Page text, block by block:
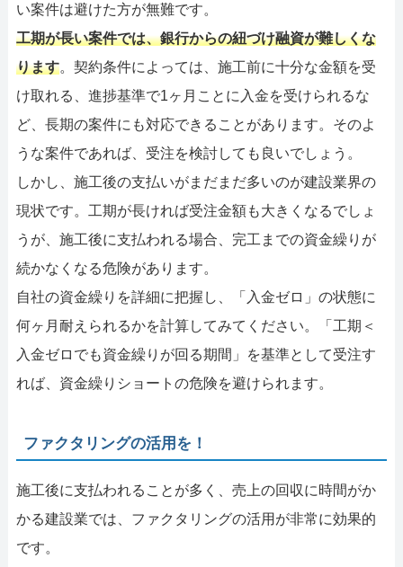
い案件は避けた方が無難です。
工期が長い案件では、銀行からの紐づけ融資が難しくな
ります。契約条件によっては、施工前に十分な金額を受
け取れる、進捗基準で1ヶ月ことに入金を受けられるな
ど、長期の案件にも対応できることがあります。そのよ
うな案件であれば、受注を検討しても良いでしょう。
しかし、施工後の支払いがまだまだ多いのが建設業界の
現状です。工期が長ければ受注金額も大きくなるでしょ
うが、施工後に支払われる場合、完工までの資金繰りが
続かなくなる危険があります。
自社の資金繰りを詳細に把握し、「入金ゼロ」の状態に
何ヶ月耐えられるかを計算してみてください。「工期＜
入金ゼロでも資金繰りが回る期間」を基準として受注す
れば、資金繰りショートの危険を避けられます。
ファクタリングの活用を！
施工後に支払われることが多く、売上の回収に時間がか
かる建設業では、ファクタリングの活用が非常に効果的
です。